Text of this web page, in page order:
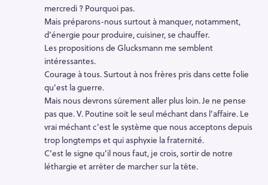
mercredi ? Pourquoi pas.
Mais préparons-nous surtout à manquer, notamment,
d’énergie pour produire, cuisiner, se chauffer.
Les propositions de Glucksmann me semblent
intéressantes.
Courage à tous. Surtout à nos frères pris dans cette folie
qu’est la guerre.
Mais nous devrons sûrement aller plus loin. Je ne pense
pas que. V. Poutine soit le seul méchant dans l’affaire. Le
vrai méchant c’est le système que nous acceptons depuis
trop longtemps et qui asphyxie la fraternité.
C’est le signe qu’il nous faut, je crois, sortir de notre
léthargie et arrêter de marcher sur la tête.